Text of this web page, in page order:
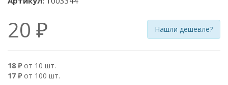
20 ₽ Нашли дешевле?
18 ₽ от 10 шт.
17 ₽ от 100 шт.